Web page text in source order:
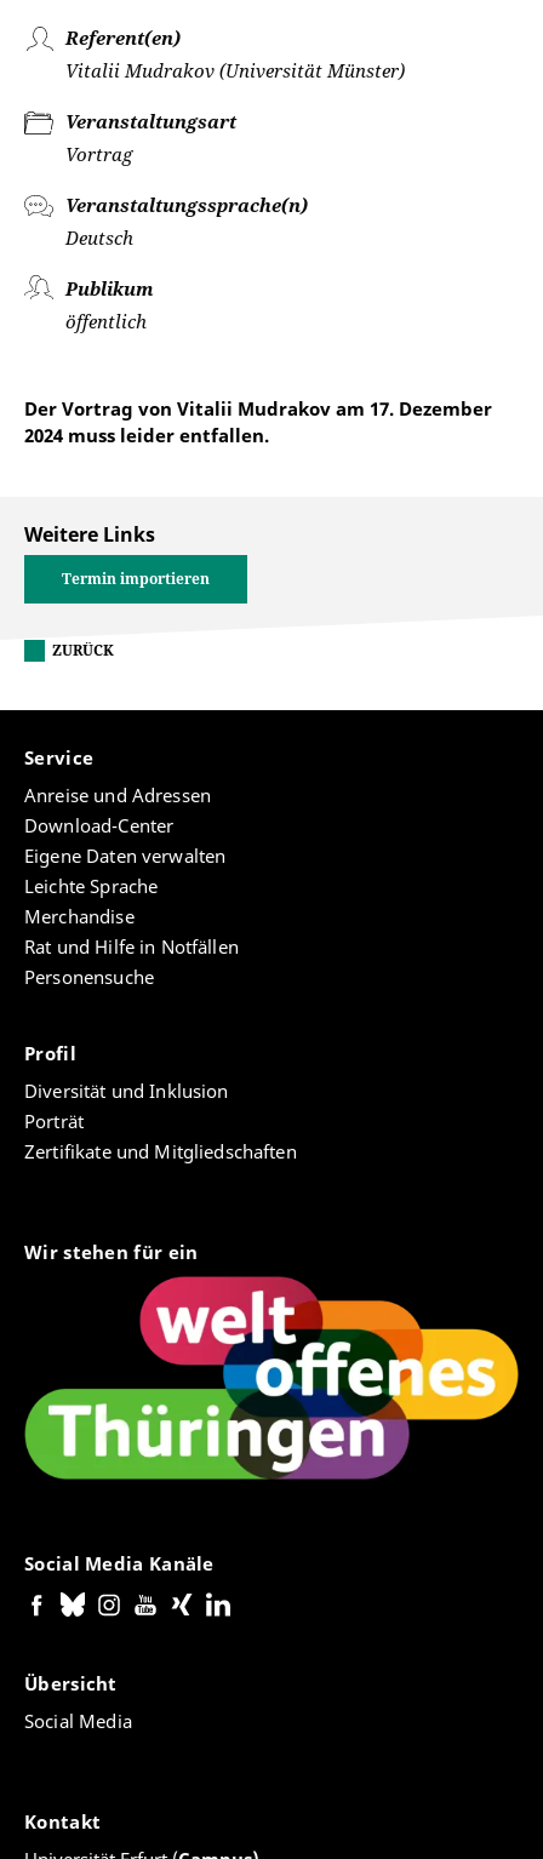
Referent(en)
Vitalii Mudrakov (Universität Münster)
Veranstaltungsart
Vortrag
Veranstaltungssprache(n)
Deutsch
Publikum
öffentlich
Der Vortrag von Vitalii Mudrakov am 17. Dezember
2024 muss leider entfallen.
Weitere Links
Termin importieren
ZURÜCK
Service
Anreise und Adressen
Download-Center
Eigene Daten verwalten
Leichte Sprache
Merchandise
Rat und Hilfe in Notfällen
Personensuche
Profil
Diversität und Inklusion
Porträt
Zertifikate und Mitgliedschaften
Wir stehen für ein
Social Media Kanäle
Übersicht
Social Media
Kontakt